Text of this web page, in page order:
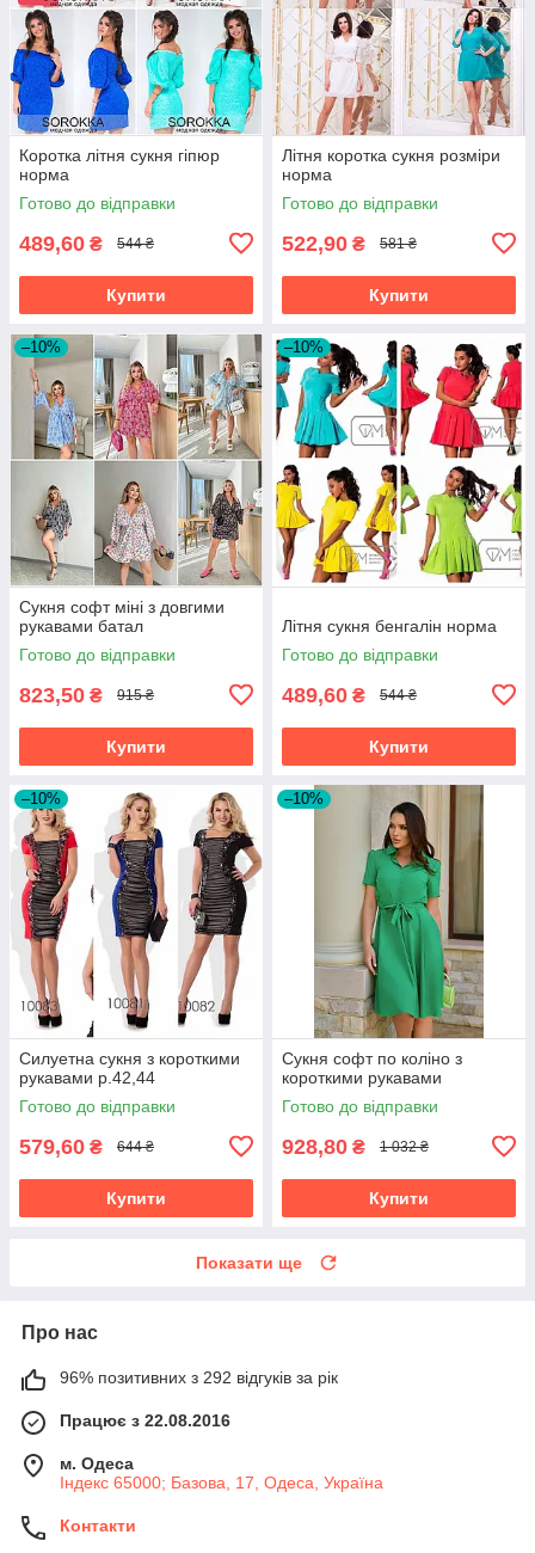
Коротка літня сукня гіпюр
норма
Готово до відправки
489,60 ₴ 544 ₴
Купити
Літня коротка сукня розміри
норма
Готово до відправки
522,90 ₴ 581 ₴
Купити
–10%
Сукня софт міні з довгими
рукавами батал
Готово до відправки
823,50 ₴ 915 ₴
Купити
–10%
Літня сукня бенгалін норма
Готово до відправки
489,60 ₴ 544 ₴
Купити
–10%
Силуетна сукня з короткими
рукавами р.42,44
Готово до відправки
579,60 ₴ 644 ₴
Купити
–10%
Сукня софт по коліно з
короткими рукавами
Готово до відправки
928,80 ₴ 1 032 ₴
Купити
Показати ще
Про нас
96% позитивних з 292 відгуків за рік
Працює з 22.08.2016
м. Одеса
Індекс 65000; Базова, 17, Одеса, Україна
Контакти